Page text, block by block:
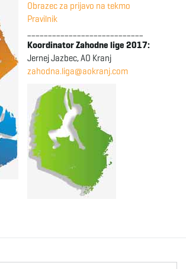
Obrazec za prijavo na tekmo
Pravilnik
Koordinator Zahodne lige 2017:
Jernej Jazbec, AO Kranj
zahodna.liga@aokranj.com